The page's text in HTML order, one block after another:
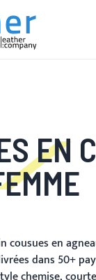
EN
cousues en
dans 50+